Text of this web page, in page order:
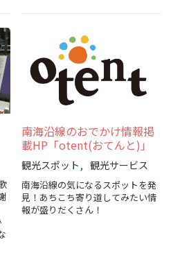
南海沿線のおでかけ情報掲
載HP「otent(おてんと)」
観光スポット 観光サービス
南海沿線の気になるスポットを発
見！あちこち寄り道してみたい情
報が盛りだくさん！